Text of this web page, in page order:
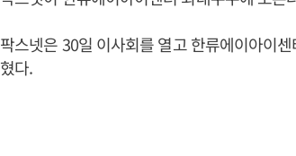
팍스넷은 30일 이사회를 열고 한류에이아이
혔다.